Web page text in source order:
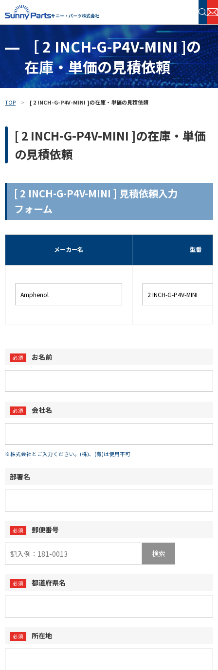
サニー・パーツ株式会社
半導体・電子部品 在庫検索
フリーワードで探す
［ 2 INCH-G-P4V-MINI ]の
在庫・単価の見積依頼
TOP [ 2 INCH-G-P4V-MINI ]の在庫・単価の見積依頼
[ 2 INCH-G-P4V-MINI ]の在庫・単価
の見積依頼
[ 2 INCH-G-P4V-MINI ] 見積依頼入力
フォーム
メーカー名 型番
お名前
会社名
※株式会社とご入力ください。(株)、(有)は使用不可
部署名
郵便番号
検索
都道府県名
所在地